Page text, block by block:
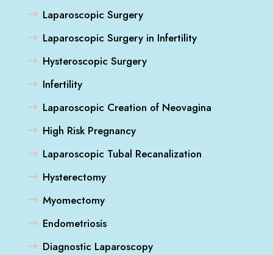
Laparoscopic Surgery
Laparoscopic Surgery in Infertility
Hysteroscopic Surgery
Infertility
Laparoscopic Creation of Neovagina
High Risk Pregnancy
Laparoscopic Tubal Recanalization
Hysterectomy
Myomectomy
Endometriosis
Diagnostic Laparoscopy